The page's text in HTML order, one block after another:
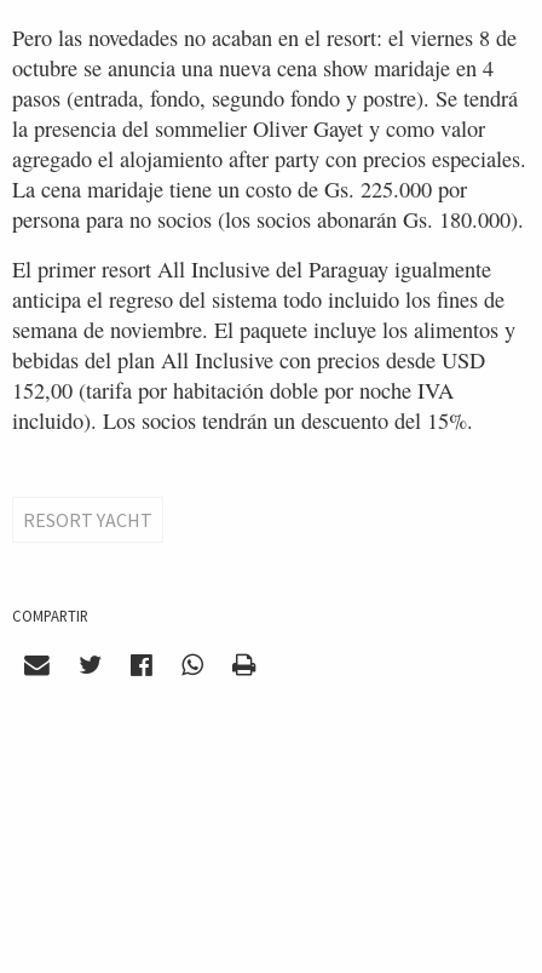
Pero las novedades no acaban en el resort: el viernes 8 de
octubre se anuncia una nueva cena show maridaje en 4
pasos (entrada, fondo, segundo fondo y postre). Se tendrá
la presencia del sommelier Oliver Gayet y como valor
agregado el alojamiento after party con precios especiales.
La cena maridaje tiene un costo de Gs. 225.000 por
persona para no socios (los socios abonarán Gs. 180.000).
El primer resort All Inclusive del Paraguay igualmente
anticipa el regreso del sistema todo incluido los fines de
semana de noviembre. El paquete incluye los alimentos y
bebidas del plan All Inclusive con precios desde USD
152,00 (tarifa por habitación doble por noche IVA
incluido). Los socios tendrán un descuento del 15%.
RESORT YACHT
COMPARTIR